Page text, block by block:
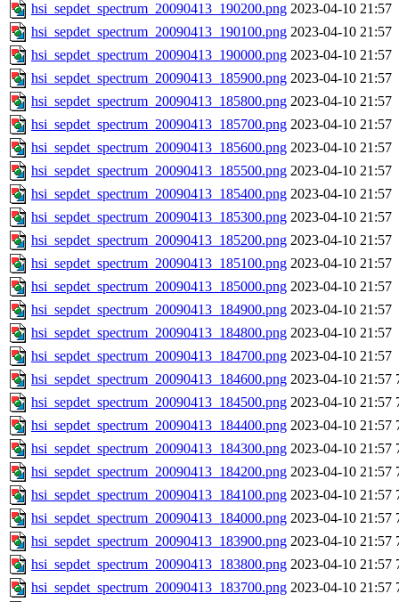
hsi_sepdet_spectrum_20090413_190200.png 2023-04-10 21:57
hsi_sepdet_spectrum_20090413_190100.png 2023-04-10 21:57
hsi_sepdet_spectrum_20090413_190000.png 2023-04-10 21:57
hsi_sepdet_spectrum_20090413_185900.png 2023-04-10 21:57
hsi_sepdet_spectrum_20090413_185800.png 2023-04-10 21:57
hsi_sepdet_spectrum_20090413_185700.png 2023-04-10 21:57
hsi_sepdet_spectrum_20090413_185600.png 2023-04-10 21:57
hsi_sepdet_spectrum_20090413_185500.png 2023-04-10 21:57
hsi_sepdet_spectrum_20090413_185400.png 2023-04-10 21:57
hsi_sepdet_spectrum_20090413_185300.png 2023-04-10 21:57
hsi_sepdet_spectrum_20090413_185200.png 2023-04-10 21:57
hsi_sepdet_spectrum_20090413_185100.png 2023-04-10 21:57
hsi_sepdet_spectrum_20090413_185000.png 2023-04-10 21:57
hsi_sepdet_spectrum_20090413_184900.png 2023-04-10 21:57
hsi_sepdet_spectrum_20090413_184800.png 2023-04-10 21:57
hsi_sepdet_spectrum_20090413_184700.png 2023-04-10 21:57
hsi_sepdet_spectrum_20090413_184600.png 2023-04-10 21:57
hsi_sepdet_spectrum_20090413_184500.png 2023-04-10 21:57
hsi_sepdet_spectrum_20090413_184400.png 2023-04-10 21:57
hsi_sepdet_spectrum_20090413_184300.png 2023-04-10 21:57
hsi_sepdet_spectrum_20090413_184200.png 2023-04-10 21:57
hsi_sepdet_spectrum_20090413_184100.png 2023-04-10 21:57
hsi_sepdet_spectrum_20090413_184000.png 2023-04-10 21:57
hsi_sepdet_spectrum_20090413_183900.png 2023-04-10 21:57
hsi_sepdet_spectrum_20090413_183800.png 2023-04-10 21:57
hsi_sepdet_spectrum_20090413_183700.png 2023-04-10 21:57